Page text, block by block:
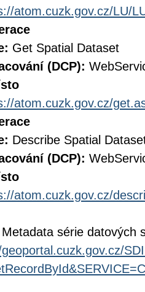
atom.cuzk.gov.cz/LU/
Get Spatial Dataset
(DCP):
atom.cuzk.gov.cz/
Describe Spatial
(DCP):
atom.cuzk.gov.cz/
Metadata série datových